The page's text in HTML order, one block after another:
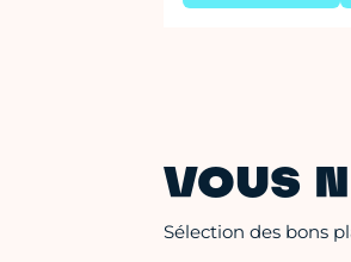
VOUS
Sélection des bons